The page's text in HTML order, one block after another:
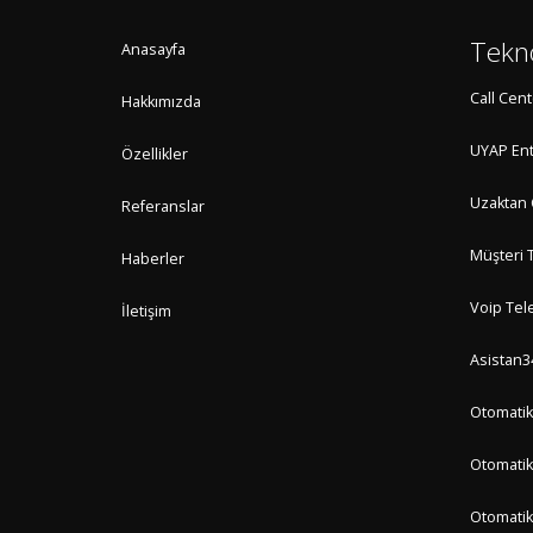
Anasayfa
Hakkımızda
Özellikler
Referanslar
Haberler
İletişim
Call
UYAP
Uzaktan
Müşteri
Voip